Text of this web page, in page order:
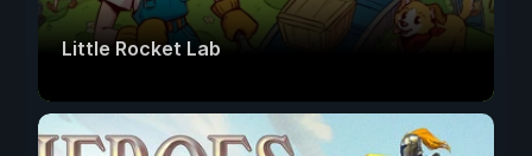
Little Rocket Lab